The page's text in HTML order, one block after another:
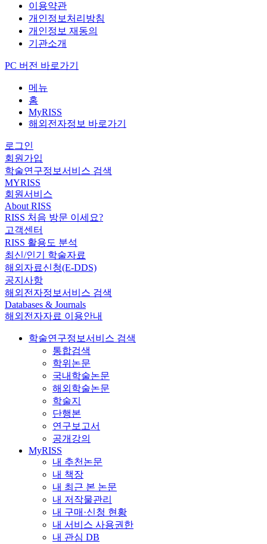
이용약관
개인정보처리방침
개인정보 재동의
기관소개
PC 버전 바로가기
메뉴
홈
MyRISS
해외전자정보 바로가기
로그인
회원가입
학술연구정보서비스 검색
MYRISS
회원서비스
About RISS
RISS 처음 방문 이세요?
고객센터
RISS 활용도 분석
최신/인기 학술자료
해외자료신청(E-DDS)
공지사항
해외전자정보서비스 검색
Databases & Journals
해외전자자료 이용안내
학술연구정보서비스 검색
통합검색
학위논문
국내학술논문
해외학술논문
학술지
단행본
연구보고서
공개강의
MyRISS
내 추천논문
내 책장
내 최근 본 논문
내 저작물관리
내 구매·신청 현황
내 서비스 사용권한
내 관심 DB